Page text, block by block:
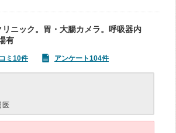
ニック。胃・大腸カメラ。呼吸器内
有
ミ10件 アンケート104件
医